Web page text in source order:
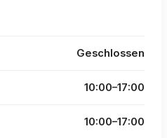
Geschlossen
10:00–17:00
10:00–17:00